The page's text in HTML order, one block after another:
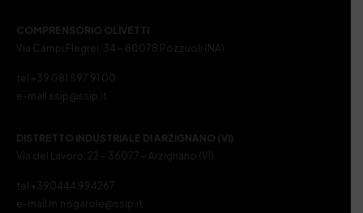
COMPRENSORIO OLIVETTI
Via Campi Flegrei, 34 – 80078 Pozzuoli (NA)
tel +39 081 597 91 00
e-mail ssip@ssip.it
DISTRETTO INDUSTRIALE DI ARZIGNANO (VI)
Via del Lavoro, 22 – 36077 – Arzignano (VI)
tel +390444 994267
e-mail m.nogarole@ssip.it